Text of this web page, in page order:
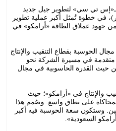
تي سي» لتطوير جيل جديد
بقيمة 1.4 مليار ريال (372.5 مليون دولار)، في خطوة تُمثل أكبر عملية تطوير
من جهود عملاق الطاقة «أرامكو» في
الحوسبة بقطاع التنقيب والإنتاج
متقدمة في مسيرة الشركة نحو
حيث القدرة الحاسوبية في مجال
والإنتاج في «أرامكو»؛ حيث
على نطاق واسع. وصُمم هذا
وستكون سعة الحوسبة فيه أكبر
السعودية».